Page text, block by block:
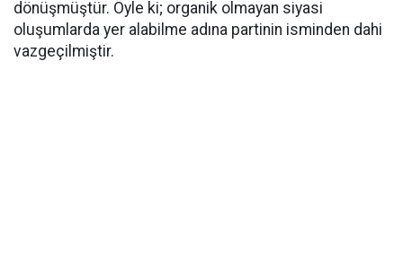
dönüşmüştür. Öyle ki; organik olmayan siyasi
oluşumlarda yer alabilme adına partinin isminden dahi
vazgeçilmiştir.